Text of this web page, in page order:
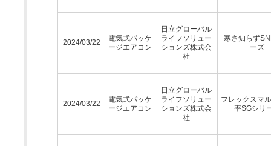
2024/03/22
電気式パッケ
ージエアコン
日立グローバル
ライフソリュー
ションズ株式会
社
寒さ知らず
ーズ
2024/03/22
電気式パッケ
ージエアコン
日立グローバル
ライフソリュー
ションズ株式会
社
フレックスマ
率SGシリ